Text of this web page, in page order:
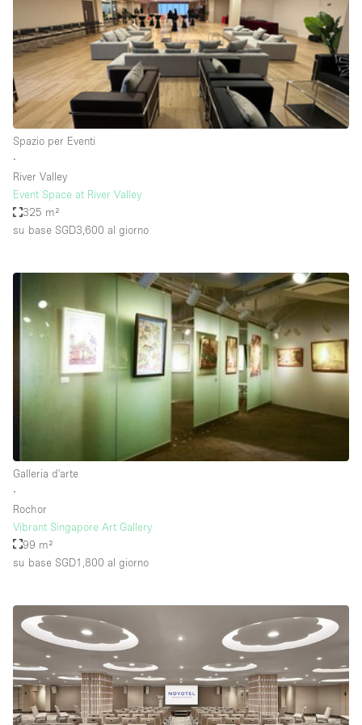
Elettricità
Esposizione di Automobili
Giardino
Illuminazione
Impianto audiovisivo
Internet
Luce Diurna
Magazzino
Parcheggio privato
Piano terra
Sistema di sicurezza
Smoking Area
Spazio living
Stile Haussmann
Tetto / Terrazza
Vetrina
Vista incredibile
Water Access
Spazio per Eventi
∙
River Valley
Event Space at River Valley
325 m²
su base SGD3,600 al giorno
Galleria d'arte
∙
Rochor
Vibrant Singapore Art Gallery
99 m²
su base SGD1,800 al giorno